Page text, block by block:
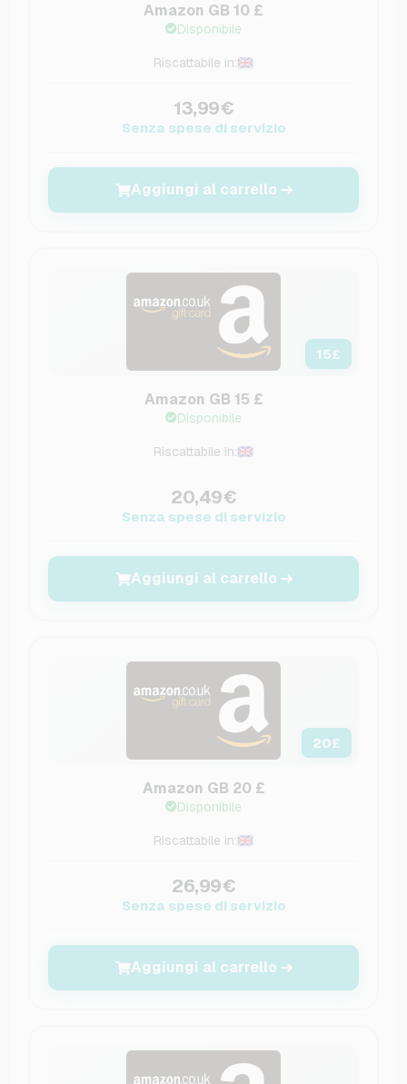
Amazon GB 10 £
Disponibile
Riscattabile in:
13,99€
Senza spese di servizio
Aggiungi al carrello
15£
Amazon GB 15 £
Disponibile
Riscattabile in:
20,49€
Senza spese di servizio
Aggiungi al carrello
20£
Amazon GB 20 £
Disponibile
Riscattabile in:
26,99€
Senza spese di servizio
Aggiungi al carrello